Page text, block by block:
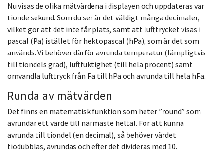
Nu visas de olika mätvärdena i displayen och uppdateras var
tionde sekund. Som du ser är det väldigt många decimaler,
vilket gör att det inte får plats, samt att lufttrycket visas i
pascal (Pa) istället för hektopascal (hPa), som är det som
används. Vi behöver därför avrunda temperatur (lämpligtvis
till tiondels grad), luftfuktighet (till hela procent) samt
omvandla lufttryck från Pa till hPa och avrunda till hela hPa.
Runda av mätvärden
Det finns en matematisk funktion som heter ”round” som
avrundar ett värde till närmaste heltal. För att kunna
avrunda till tiondel (en decimal), så behöver värdet
tiodubblas, avrundas och efter det divideras med 10.